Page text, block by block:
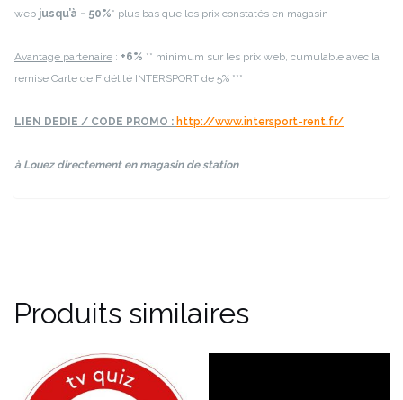
web jusqu’à - 50%* plus bas que les prix constatés en magasin
Avantage partenaire : +6% ** minimum sur les prix web, cumulable avec la
remise Carte de Fidélité INTERSPORT de 5% ***
LIEN DEDIE / CODE PROMO : http://www.intersport-rent.fr/
à Louez directement en magasin de station
Produits similaires